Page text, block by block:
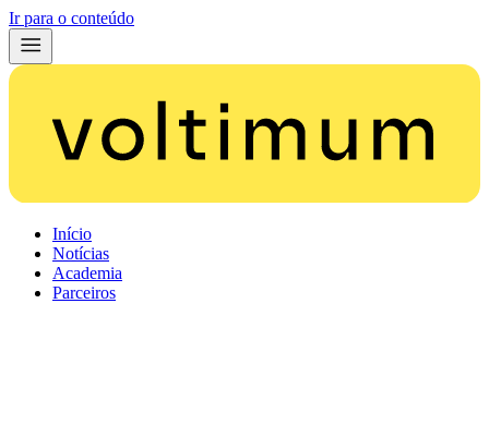
Ir para o conteúdo
Início
Notícias
Academia
Parceiros